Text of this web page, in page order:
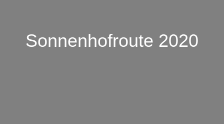
Sonnenhofroute 2020